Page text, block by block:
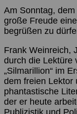
Am Sonntag,
große Freude
begrüßen zu
Frank Weinreich,
durch die Lektüre
„Silmarillion“ im
dem freien Lektor
phantastische
der er heute
Publizistik und